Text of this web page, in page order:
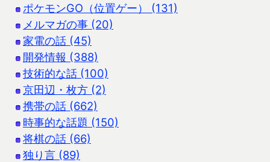
ポケモンGO（位置ゲー） (131)
メルマガの事 (20)
家電の話 (45)
開発情報 (388)
技術的な話 (100)
京田辺・枚方 (2)
携帯の話 (662)
時事的な話題 (150)
将棋の話 (66)
独り言 (89)